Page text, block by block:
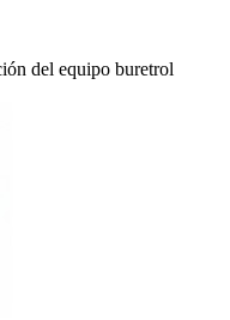
del equipo buretrol